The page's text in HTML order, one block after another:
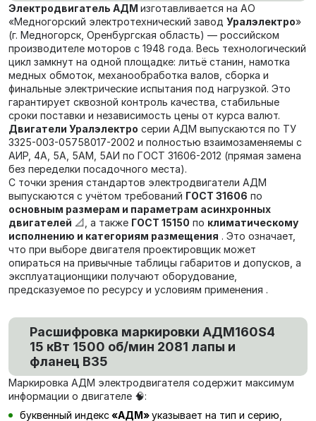
Электродвигатель АДМ изготавливается на АО
«Медногорский электротехнический завод Уралэлектро»
(г. Медногорск, Оренбургская область) — российском
производителе моторов с 1948 года. Весь технологический
цикл замкнут на одной площадке: литьё станин, намотка
медных обмоток, механообработка валов, сборка и
финальные электрические испытания под нагрузкой. Это
гарантирует сквозной контроль качества, стабильные
сроки поставки и независимость цены от курса валют.
Двигатели Уралэлектро серии АДМ выпускаются по ТУ
3325-003-05758017-2002 и полностью взаимозаменяемы с
АИР, 4А, 5А, 5АМ, 5АИ по ГОСТ 31606-2012 (прямая замена
без переделки посадочного места).
С точки зрения стандартов электродвигатели АДМ
выпускаются с учётом требований ГОСТ 31606 по
основным размерам и параметрам асинхронных
двигателей 📐, а также ГОСТ 15150 по климатическому
исполнению и категориям размещения . Это означает,
что при выборе двигателя проектировщик может
опираться на привычные таблицы габаритов и допусков, а
эксплуатационщики получают оборудование,
предсказуемое по ресурсу и условиям применения .
Расшифровка маркировки АДМ160S4
15 кВт 1500 об/мин 2081 лапы и
фланец В35
Маркировка АДМ электродвигателя содержит максимум
информации о двигателе 🧠:
буквенный индекс «АДМ»указывает на тип и серию,